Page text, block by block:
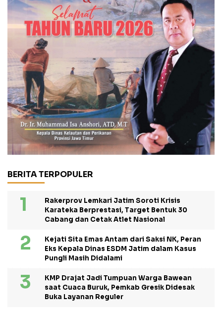
BERITA TERPOPULER
Rakerprov Lemkari Jatim Soroti Krisis
Karateka Berprestasi, Target Bentuk 30
Cabang dan Cetak Atlet Nasional
Kejati Sita Emas Antam dari Saksi NK, Peran
Eks Kepala Dinas ESDM Jatim dalam Kasus
Pungli Masih Didalami
KMP Drajat Jadi Tumpuan Warga Bawean
saat Cuaca Buruk, Pemkab Gresik Didesak
Buka Layanan Reguler